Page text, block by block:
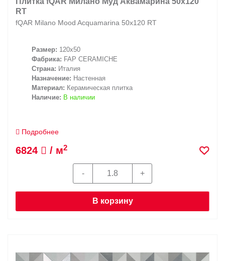
RT
fQAR Milano Mood Acquamarina 50x120 RT
Размер: 120x50
Фабрика: FAP CERAMICHE
Страна: Италия
Назначение: Настенная
Материал: Керамическая плитка
Наличие: В наличии
Подробнее
6824 / м2
В корзину